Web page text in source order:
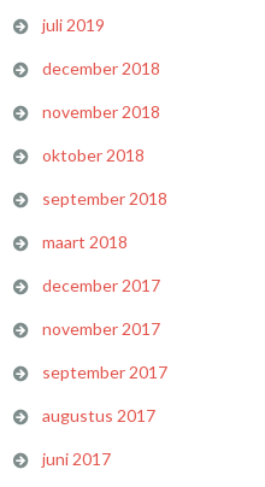
juli 2019
december 2018
november 2018
oktober 2018
september 2018
maart 2018
december 2017
november 2017
september 2017
augustus 2017
juni 2017